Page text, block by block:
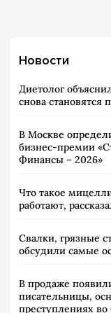
Новости
Диетолог
снова
В Москве
бизнес-премии
Финансы – 2026»
Что такое
работают,
Свалки, грязные
обсудили самые
В продаже
писательницы,
преступлениях